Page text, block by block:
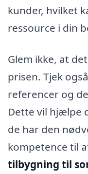
kunder, hvilket
ressource i din
Glem ikke, at
prisen. Tjek
referencer og
Dette vil hjælpe
de har den
kompetence til
tilbygning til